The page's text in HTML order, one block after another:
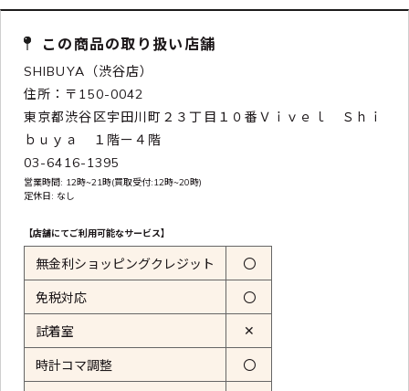
この商品の取り扱い店舗
SHIBUYA（渋谷店）
住所：〒150-0042
東京都渋谷区宇田川町２３丁目１０番Ｖｉｖｅｌ Ｓｈｉ
ｂｕｙａ １階ー４階
03-6416-1395
営業時間: 12時~21時(買取受付:12時~20時)
定休日: なし
【店舗にてご利用可能なサービス】
無金利ショッピングクレジット 〇
免税対応 〇
試着室 ✕
時計コマ調整 〇